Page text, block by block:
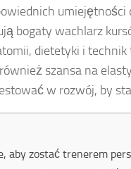
bogaty wachlarz
dietetyki i
szansa na
w rozwój, by
aby zostać trenerem